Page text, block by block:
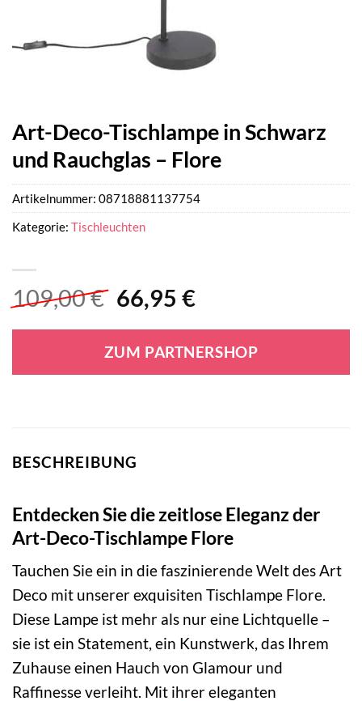
Art-Deco-Tischlampe in Schwarz
und Rauchglas – Flore
109,00€ Ursprünglicher
war:
109,00 €
66,95 €Aktueller
ist:
66,95 €.
ZUM PARTNERSHOP
Artikelnummer: 08718881137754
Kategorie: Tischleuchten
BESCHREIBUNG
Entdecken Sie die zeitlose Eleganz der
Art-Deco-Tischlampe Flore
Tauchen Sie ein in die faszinierende Welt des Art
Deco mit unserer exquisiten Tischlampe Flore.
Diese Lampe ist mehr als nur eine Lichtquelle –
sie ist ein Statement, ein Kunstwerk, das Ihrem
Zuhause einen Hauch von Glamour und
Raffinesse verleiht. Mit ihrer eleganten